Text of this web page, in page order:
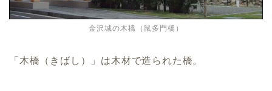
金沢城の木橋（鼠多門橋）
「木橋（きばし）」は木材で造られた橋。